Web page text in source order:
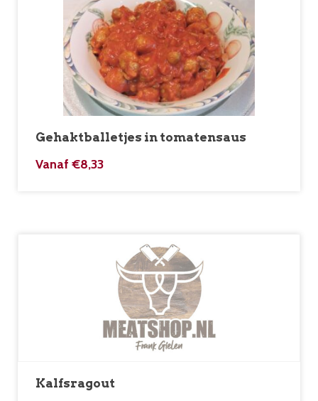
Gehaktballetjes in tomatensaus
Vanaf €8,33
Kalfsragout